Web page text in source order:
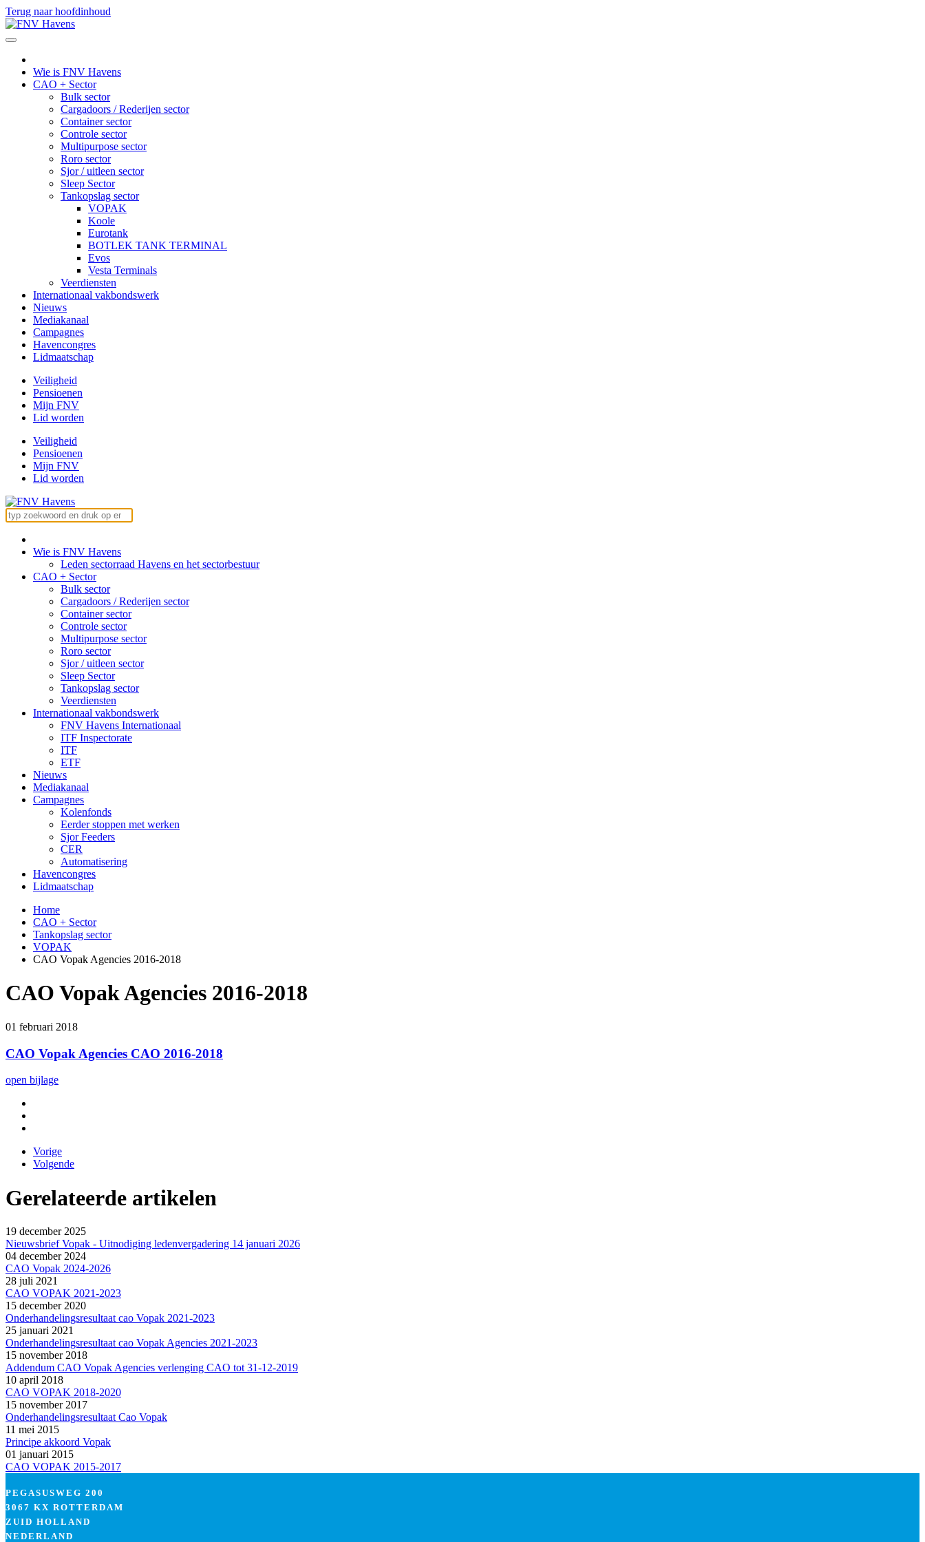
Terug naar hoofdinhoud
Wie is FNV Havens
CAO + Sector
Bulk sector
Cargadoors / Rederijen sector
Container sector
Controle sector
Multipurpose sector
Roro sector
Sjor / uitleen sector
Sleep Sector
Tankopslag sector
VOPAK
Koole
Eurotank
BOTLEK TANK TERMINAL
Evos
Vesta Terminals
Veerdiensten
Internationaal vakbondswerk
Nieuws
Mediakanaal
Campagnes
Havencongres
Lidmaatschap
Veiligheid
Pensioenen
Mijn FNV
Lid worden
Veiligheid
Pensioenen
Mijn FNV
Lid worden
Wie is FNV Havens
Leden sectorraad Havens en het sectorbestuur
CAO + Sector
Bulk sector
Cargadoors / Rederijen sector
Container sector
Controle sector
Multipurpose sector
Roro sector
Sjor / uitleen sector
Sleep Sector
Tankopslag sector
Veerdiensten
Internationaal vakbondswerk
FNV Havens Internationaal
ITF Inspectorate
ITF
ETF
Nieuws
Mediakanaal
Campagnes
Kolenfonds
Eerder stoppen met werken
Sjor Feeders
CER
Automatisering
Havencongres
Lidmaatschap
Home
CAO + Sector
Tankopslag sector
VOPAK
CAO Vopak Agencies 2016-2018
CAO Vopak Agencies 2016-2018
01 februari 2018
CAO Vopak Agencies CAO 2016-2018
open bijlage
Vorige
Volgende
Gerelateerde artikelen
19 december 2025
Nieuwsbrief Vopak - Uitnodiging ledenvergadering 14 januari 2026
04 december 2024
CAO Vopak 2024-2026
28 juli 2021
CAO VOPAK 2021-2023
15 december 2020
Onderhandelingsresultaat cao Vopak 2021-2023
25 januari 2021
Onderhandelingsresultaat cao Vopak Agencies 2021-2023
15 november 2018
Addendum CAO Vopak Agencies verlenging CAO tot 31-12-2019
10 april 2018
CAO VOPAK 2018-2020
15 november 2017
Onderhandelingsresultaat Cao Vopak
11 mei 2015
Principe akkoord Vopak
01 januari 2015
CAO VOPAK 2015-2017
PEGASUSWEG 200
3067 KX ROTTERDAM
ZUID HOLLAND
NEDERLAND